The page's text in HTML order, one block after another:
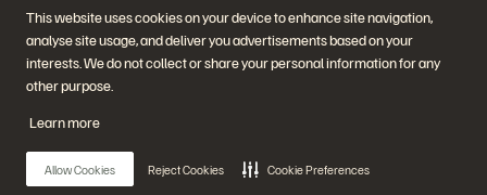
This website uses cookies on your device to enhance site navigation,
analyse site usage, and deliver you advertisements based on your
interests. We do not collect or share your personal information for any
other purpose.
Learn more
Allow Cookies Reject Cookies Cookie Preferences
公式 SNS
是非フォローをお願いします！
© 2026 Everpure, Inc. 無断転用は禁止されています。
プライバシー・ポリシーWeb サイト利用規約法務関連トラスト・センター